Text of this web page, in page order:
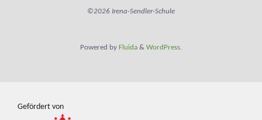
©2026 Irena-Sendler-Schule
Powered by Fluida & WordPress.
Gefördert von